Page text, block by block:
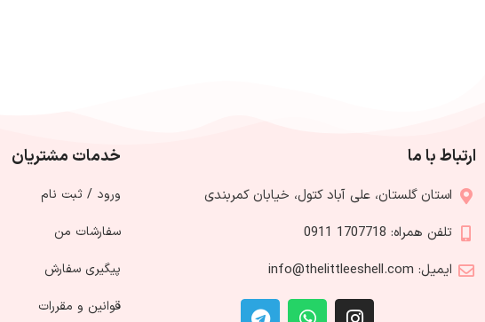
ارتباط با ما
استان گلستان، علی آباد کتول، خیابان کمربندی
تلفن همراه: 1707718 0911
ایمیل: info@thelittleeshell.com
خدمات مشتریان
ورود / ثبت نام
سفارشات من
پیگیری سفارش
قوانین و مقررات